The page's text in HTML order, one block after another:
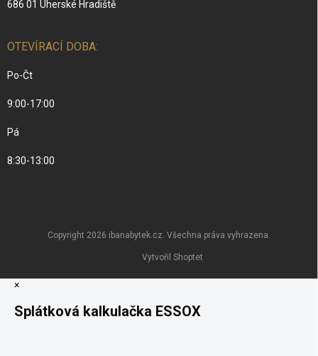
686 01 Uherské Hradiště
OTEVÍRACÍ DOBA:
Po-Čt
9:00-17:00
Pá
8:30-13:00
Vytvořil Shoptet
Copyright 2026 ibanabytek.cz . Všechna práva vyhrazena.
×
Splátková kalkulačka ESSOX